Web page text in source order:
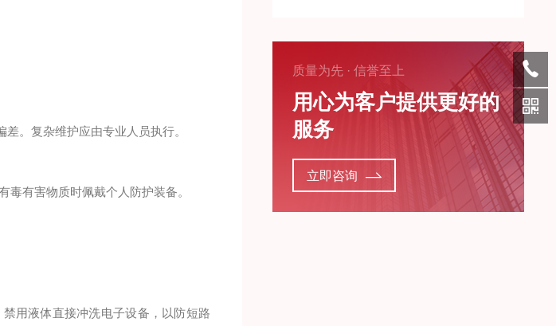
。复杂维护应由专业人员执行。
有害物质时佩戴个人防护装备。
用液体直接冲洗电子设备，以防短路
质量为先 · 信誉至上
用心为客户提供更好的
服务
立即咨询